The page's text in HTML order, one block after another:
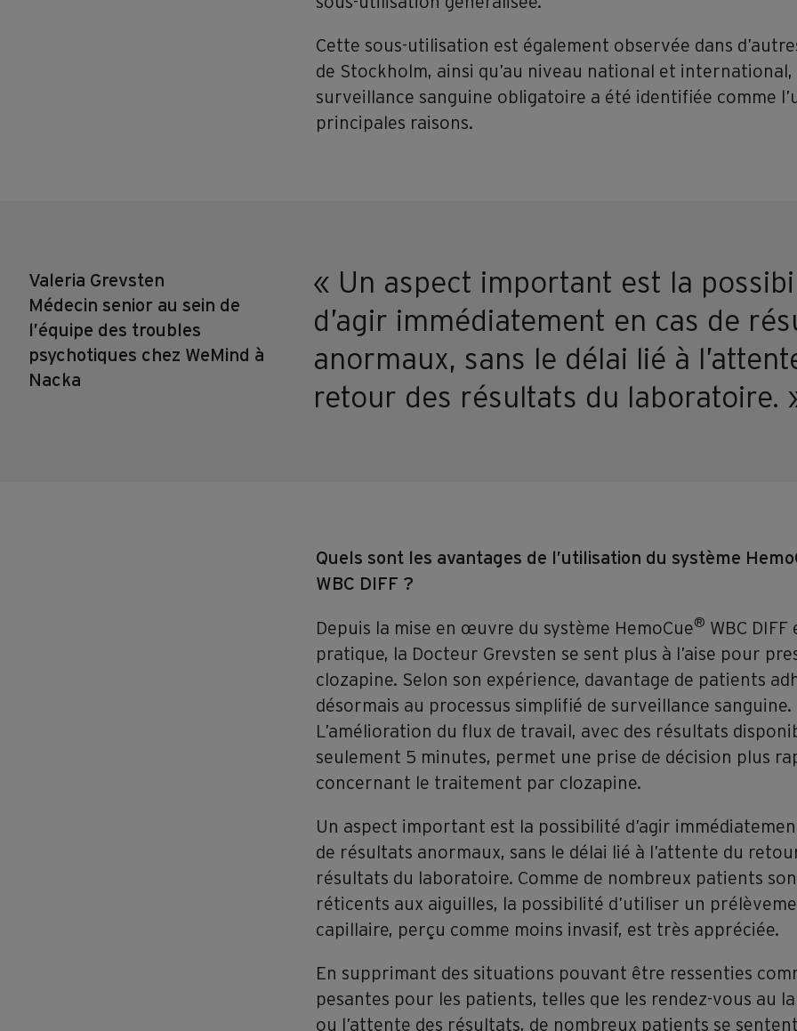
Cette sous-utilisation est également observée dans
de Stockholm, ainsi qu’au niveau national et international,
surveillance sanguine obligatoire a été identifiée comme
principales raisons.
Valeria Grevsten
Médecin senior au sein de
l’équipe des troubles
psychotiques chez WeMind à
Nacka
« Un aspect important est la
d’agir immédiatement en cas de
anormaux, sans le délai lié à
retour des résultats du laboratoire.
Quels sont les avantages de l’utilisation du système
WBC DIFF ?
Depuis la mise en œuvre du système HemoCue® WBC DIFF
pratique, la Docteur Grevsten se sent plus à l’aise pour
clozapine. Selon son expérience, davantage de patients
désormais au processus simplifié de surveillance sanguine.
L’amélioration du flux de travail, avec des résultats
seulement 5 minutes, permet une prise de décision plus
concernant le traitement par clozapine.
Un aspect important est la possibilité d’agir
de résultats anormaux, sans le délai lié à l’attente du
résultats du laboratoire. Comme de nombreux patients
réticents aux aiguilles, la possibilité d’utiliser un
capillaire, perçu comme moins invasif, est très appréciée.
En supprimant des situations pouvant être ressenties
pesantes pour les patients, telles que les rendez-vous au
ou l’attente des résultats, de nombreux patients se